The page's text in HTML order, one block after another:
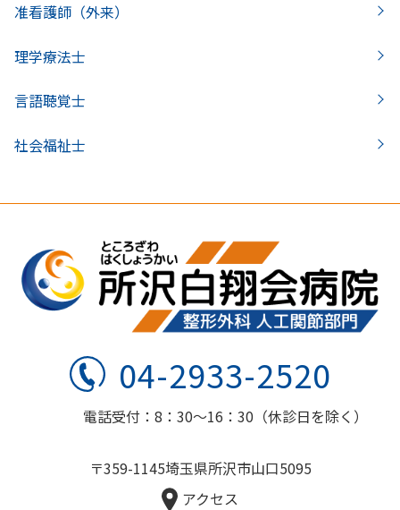
准看護師（外来）
理学療法士
言語聴覚士
社会福祉士
04-2933-2520
電話受付：8：30～16：30（休診日を除く）
〒359-1145埼玉県所沢市山口5095
アクセス